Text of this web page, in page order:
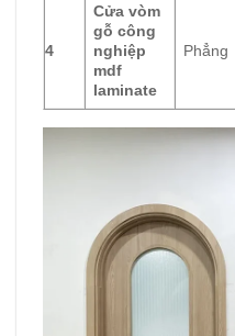
4
Cửa vòm
gỗ công
nghiệp
mdf
laminate
Phẳng